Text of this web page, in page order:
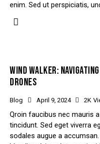
enim. Sed ut perspiciatis,
WIND WALKER:
DRONES
Blog April 9, 2024 2K
Qroin faucibus nec mauris
tincidunt. Sed eget viverra
sodales augue a